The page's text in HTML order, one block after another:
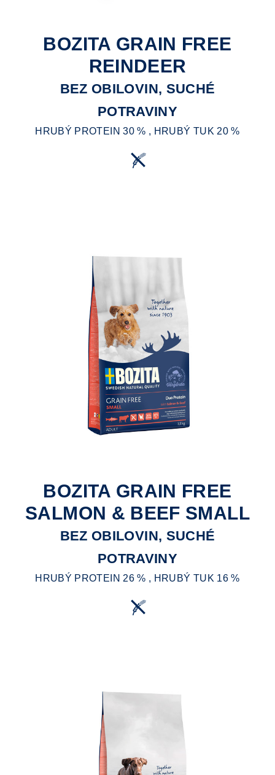
BOZITA GRAIN FREE
REINDEER
BEZ OBILOVIN, SUCHÉ
POTRAVINY
HRUBÝ PROTEIN 30 % , HRUBÝ TUK 20 %
BOZITA GRAIN FREE
SALMON & BEEF SMALL
BEZ OBILOVIN, SUCHÉ
POTRAVINY
HRUBÝ PROTEIN 26 % , HRUBÝ TUK 16 %